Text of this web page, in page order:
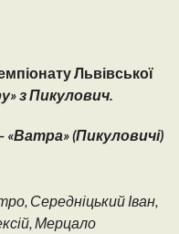
Львівської
з Пикулович.
«Ватра» (Пикуловичі)
Середніцький Іван,
Мерцало